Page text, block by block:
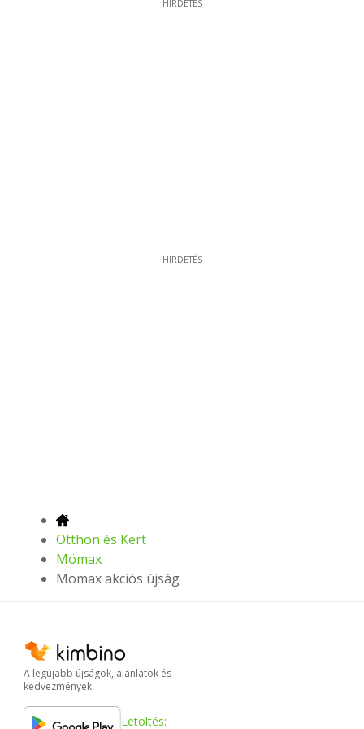
HIRDETÉS
HIRDETÉS
Otthon és Kert
Mömax
Mömax akciós újság
A legújabb újságok, ajánlatok és
kedvezmények
Letöltés: